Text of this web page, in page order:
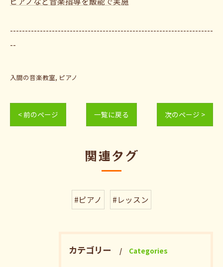
--------------------------------------------------------------------
--
入間の音楽教室 ピアノ
< 前のページ 一覧に戻る 次のページ >
関連タグ
#ピアノ #レッスン
カテゴリー Categories